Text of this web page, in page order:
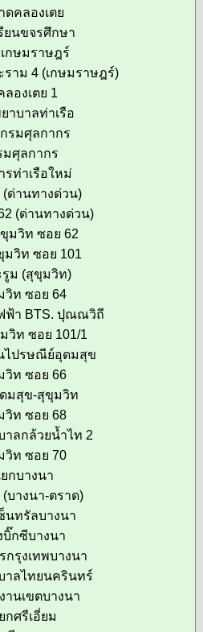
ดคลองเตย
ยนขจรศึกษา
กษมราษฎร์
าม 4 (เกษมราษฎร์)
ลองเตย 1
าบาลท่าเรือ
รมศุลกากร
มศุลกากร
รท่าเรือใหม่
(ด่านทางด่วน)
(ด่านทางด่วน)
มวิท ซอย 62
มวิท ซอย 101
รูม (สุขุมวิท)
วิท ซอย 64
ฟ้า BTS. ปุณณวิถี
วิท ซอย 101/1
ไปรษณีย์อุดมสุข
วิท ซอย 66
มสุข-สุขุมวิท
วิท ซอย 68
าลกล้วยน้ำไท 2
วิท ซอย 70
กบางนา
(บางนา-ตราด)
นทรัลบางนา
บิ๊กซีบางนา
กรุงเทพบางนา
าลไทยนครินทร์
านเขตบางนา
กศรีเอี่ยม